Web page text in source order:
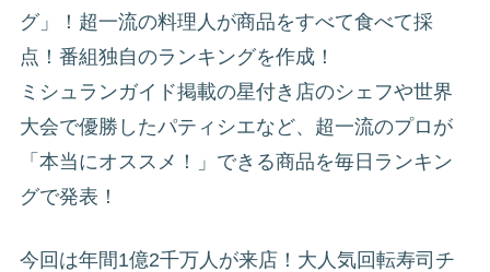
グ」！超一流の料理人が商品をすべて食べて採
点！番組独自のランキングを作成！
ミシュランガイド掲載の星付き店のシェフや世界
大会で優勝したパティシエなど、超一流のプロが
「本当にオススメ！」できる商品を毎日ランキン
グで発表！
今回は年間1億2千万人が来店！大人気回転寿司チ